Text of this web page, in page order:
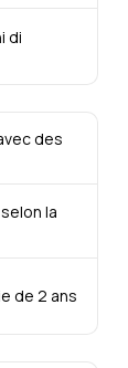
di
des
la
de 2 ans